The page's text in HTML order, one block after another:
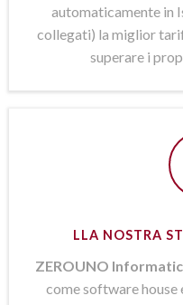
automaticamente in
collegati) la miglior
superare i
LLA NOSTRA
ZEROUNO
come software house